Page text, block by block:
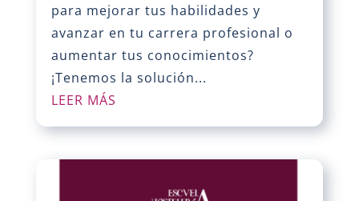
para mejorar tus habilidades y
avanzar en tu carrera profesional o
aumentar tus conocimientos?
¡Tenemos la solución...
LEER MÁS